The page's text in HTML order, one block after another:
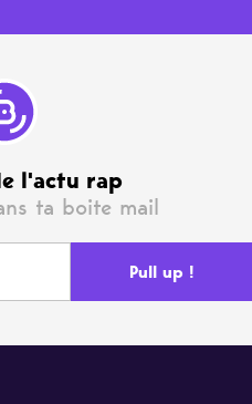
l'actu rap
ta boite mail